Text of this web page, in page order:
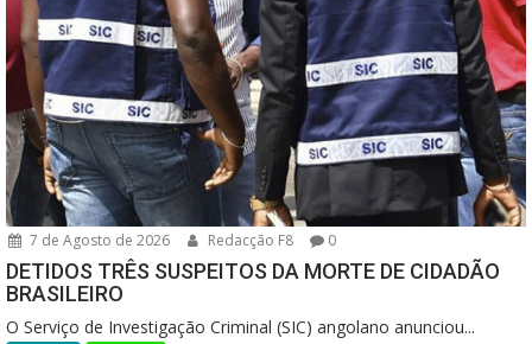
7 de Agosto de 2026 Redacção F8 0
DETIDOS TRÊS SUSPEITOS DA MORTE DE CIDADÃO
BRASILEIRO
O Serviço de Investigação Criminal (SIC) angolano anunciou...